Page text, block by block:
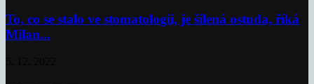
To, co se stalo ve stomatologii, je šílená ostuda, říká
Milan...